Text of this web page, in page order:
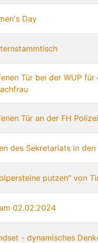
Day
Tür bei der WUP
Tür an der FH
des Sekretariats in
putzen" von
02.02.2024
- dynamisches